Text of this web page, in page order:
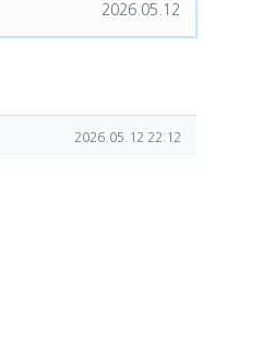
등록일
2026.05.12
작성일
2026.05.12 22:12